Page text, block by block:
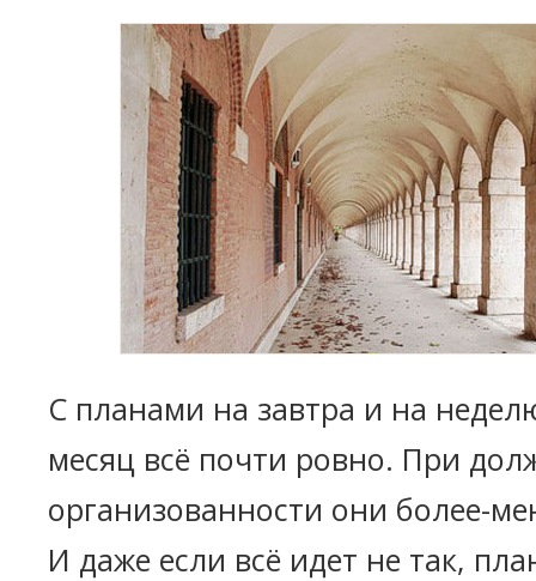
С планами на завтра и на
месяц всё почти ровно. При
организованности они более-
И даже если всё идет не так,